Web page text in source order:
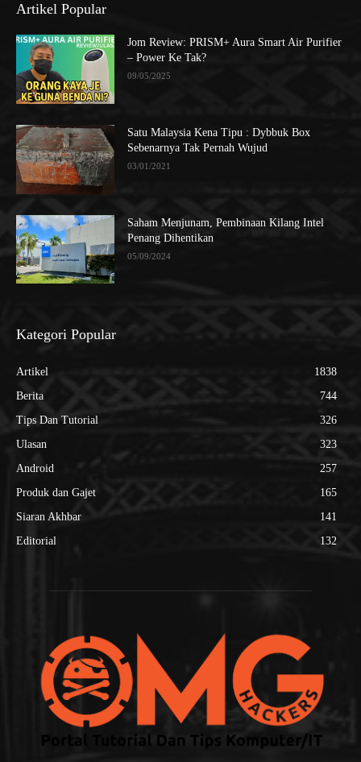
Artikel Popular
Jom Review: PRISM+ Aura Smart Air Purifier
– Power Ke Tak?
09/05/2025
Satu Malaysia Kena Tipu : Dybbuk Box
Sebenarnya Tak Pernah Wujud
03/01/2021
Saham Menjunam, Pembinaan Kilang Intel
Penang Dihentikan
05/09/2024
Kategori Popular
Artikel
1838
Berita
744
Tips Dan Tutorial
326
Ulasan
323
Android
257
Produk dan Gajet
165
Siaran Akhbar
141
Editorial
132